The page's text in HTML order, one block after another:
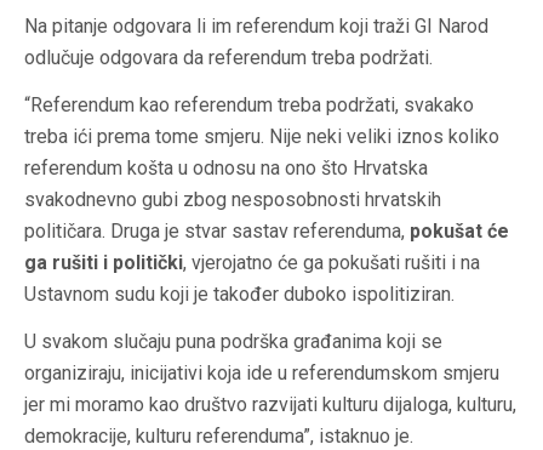
Na pitanje odgovara li im referendum koji traži GI Narod
odlučuje odgovara da referendum treba podržati.
“Referendum kao referendum treba podržati, svakako
treba ići prema tome smjeru. Nije neki veliki iznos koliko
referendum košta u odnosu na ono što Hrvatska
svakodnevno gubi zbog nesposobnosti hrvatskih
političara. Druga je stvar sastav referenduma, pokušat će
ga rušiti i politički, vjerojatno će ga pokušati rušiti i na
Ustavnom sudu koji je također duboko ispolitiziran.
U svakom slučaju puna podrška građanima koji se
organiziraju, inicijativi koja ide u referendumskom smjeru
jer mi moramo kao društvo razvijati kulturu dijaloga, kulturu,
demokracije, kulturu referenduma”, istaknuo je.